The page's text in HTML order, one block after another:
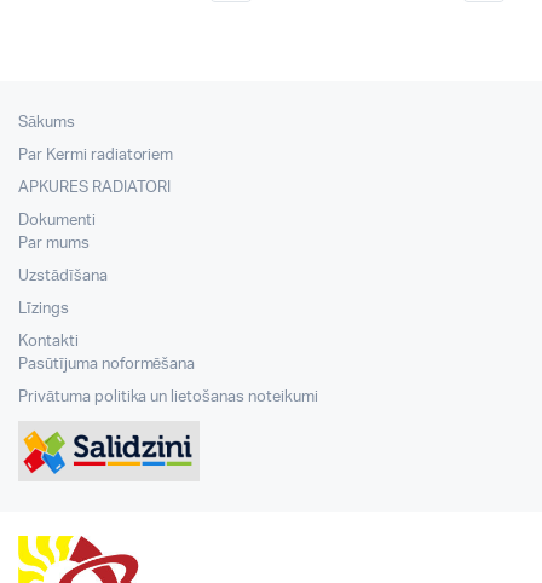
Sākums
Par Kermi radiatoriem
APKURES RADIATORI
Dokumenti
Par mums
Uzstādīšana
Līzings
Kontakti
Pasūtījuma noformēšana
Privātuma politika un lietošanas noteikumi